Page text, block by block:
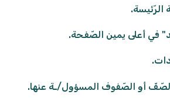
الرّئيسة.
في أعلى يمين الصّفحة.
الصّفّ أو الصّفوف المسؤول/ـة عنها.